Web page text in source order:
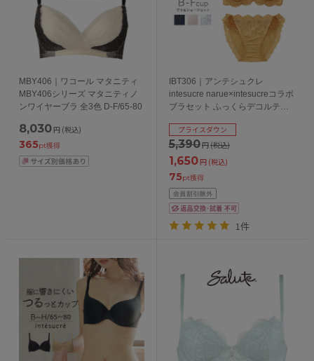
MBY406｜ワコール マタニティ
MBY406シリーズ マタニティノ
ンワイヤーブラ 全3色 D-F/65-80
8,030 円 (税込)
365pt獲得
IBT306｜アンテシュクレ
intesucre narue×intesucreコラボ
ブラセット ふっくらデコルテメ
5,390円(税込)
プライスダウン
1,650円 (税込)
75pt獲得
1件